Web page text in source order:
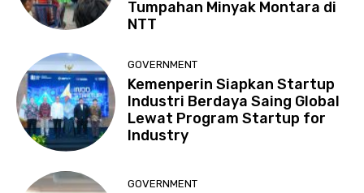
Tumpahan Minyak Montara di
NTT
GOVERNMENT
Kemenperin Siapkan Startup
Industri Berdaya Saing Global
Lewat Program Startup for
Industry
GOVERNMENT